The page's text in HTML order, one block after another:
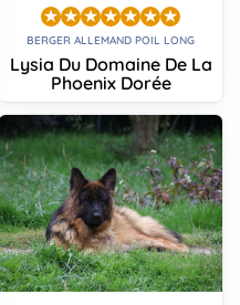
BERGER ALLEMAND POIL LONG
Lysia Du Domaine De La
Phoenix Dorée